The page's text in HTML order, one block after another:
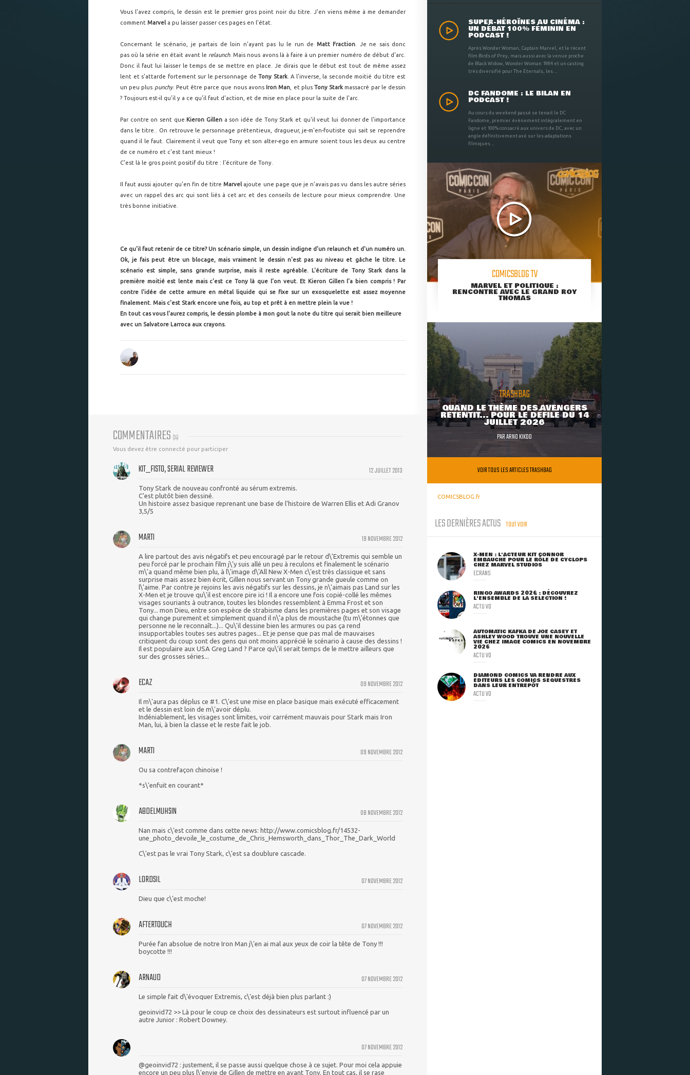
Vous l'avez compris, le dessin est le premier gros point noir du titre. J'en viens même à me demander
comment Marvel a pu laisser passer ces pages en l'état.
Concernant le scénario, je partais de loin n'ayant pas lu le run de Matt Fraction . Je ne sais donc
pas où la série en était avant le relaunch. Mais nous avons là à faire à un premier numéro de début d'arc.
Donc il faut lui laisser le temps de se mettre en place. Je dirais que le début est tout de même assez
lent et s'attarde fortement sur le personnage deTony Stark. A l'inverse, la seconde moitié du titre est
un peu plus punchy. Peut être parce que nous avons Iron Man , et plus Tony Stark massacré par le dessin
? Toujours est-il qu'il y a ce qu'il faut d'action, et de mise en place pour la suite de l'arc.
Par contre on sent que Kieron Gillen a son idée de Tony Stark et qu'il veut lui donner de l'importance
dans le titre.. On retrouve le personnage prétentieux, dragueur, je-m'en-foutiste qui sait se reprendre
quand il le faut. Clairement il veut que Tony et son alter-ego en armure soient tous les deux au centre
de ce numéro et c'est tant mieux !
C'est là le gros point positif du titre : l'écriture de Tony.
Il faut aussi ajouter qu'en fin de titreMarvel ajoute une page que je n'avais pas vu dans les autre séries
avec un rappel des arc qui sont liés à cet arc et des conseils de lecture pour mieux comprendre. Une
très bonne initiative.
Ce qu'il faut retenir de ce titre? Un scénario simple, un dessin indigne d'un relaunch et d'un numéro un.
Ok, je fais peut être un blocage, mais vraiment le dessin n'est pas au niveau et gâche le titre. Le
scénario est simple, sans grande surprise, mais il reste agréable. L'écriture de Tony Stark dans la
première moitié est lente mais c'est ce Tony là que l'on veut. Et Kieron Gillen l'a bien compris ! Par
contre l'idée de cette armure en métal liquide qui se fixe sur un exosquelette est assez moyenne
finalement. Mais c'est Stark encore une fois, au top et prêt à en mettre plein la vue !
En tout cas vous l'aurez compris, le dessin plombe à mon gout la note du titre qui serait bien meilleure
avec un Salvatore Larroca aux crayons.
COMMENTAIRES (24)
Vous devez être connecté pour participer
12 JUILLET 2013
KIT_FISTO, SERIAL REVIEWER
Tony Stark de nouveau confronté au sérum extremis.
C'est plutôt bien dessiné.
Un histoire assez basique reprenant une base de l'histoire de Warren Ellis et Adi Granov
3,5/5
19 NOVEMBRE 2012
MARTI
A lire partout des avis négatifs et peu encouragé par le retour d\'Extremis qui semble un
peu forcé par le prochain film j\'y suis allé un peu à reculons et finalement le scénario
m\'a quand même bien plu, à l\'image d\'All New X-Men c\'est très classique et sans
surprise mais assez bien écrit, Gillen nous servant un Tony grande gueule comme on
l\'aime. Par contre je rejoins les avis négatifs sur les dessins, je n\'aimais pas Land sur les
X-Men et je trouve qu\'il est encore pire ici ! Il a encore une fois copié-collé les mêmes
visages souriants à outrance, toutes les blondes ressemblent à Emma Frost et son
Tony... mon Dieu, entre son espèce de strabisme dans les premières pages et son visage
qui change purement et simplement quand il n\'a plus de moustache (tu m\'étonnes que
personne ne le reconnaît...)... Qu\'il dessine bien les armures ou pas ça rend
insupportables toutes ses autres pages... Et je pense que pas mal de mauvaises
critiquent du coup sont des gens qui ont moins apprécié le scénario à cause des dessins !
Il est populaire aux USA Greg Land ? Parce qu\'il serait temps de le mettre ailleurs que
sur des grosses séries...
09 NOVEMBRE 2012
ECAZ
Il m\'aura pas déplus ce #1. C\'est une mise en place basique mais exécuté efficacement
et le dessin est loin de m\'avoir déplu.
Indéniablement, les visages sont limites, voir carrément mauvais pour Stark mais Iron
Man, lui, à bien la classe et le reste fait le job.
09 NOVEMBRE 2012
MARTI
Ou sa contrefaçon chinoise !
*s\'enfuit en courant*
08 NOVEMBRE 2012
ABDELMUHSIN
Nan mais c\'est comme dans cette news: http://www.comicsblog.fr/14532-
une_photo_devoile_le_costume_de_Chris_Hemsworth_dans_Thor_The_Dark_World
C\'est pas le vrai Tony Stark, c\'est sa doublure cascade.
07 NOVEMBRE 2012
LORDSIL
Dieu que c\'est moche!
07 NOVEMBRE 2012
AFTERTOUCH
Purée fan absolue de notre Iron Man j\'en ai mal aux yeux de coir la tête de Tony !!!
boycotte !!!
07 NOVEMBRE 2012
ARNAUD
Le simple fait d\'évoquer Extremis, c\'est déjà bien plus parlant :)
geoinvid72 >> Là pour le coup ce choix des dessinateurs est surtout influencé par un
autre Junior : Robert Downey.
07 NOVEMBRE 2012
@geoinvid72 : justement, il se passe aussi quelque chose à ce sujet. Pour moi cela appuie
encore un peu plus l\'envie de Gillen de mettre en avant Tony. En tout cas, il se rase
SUPER-HÉROÏNES AU CINÉMA :
UN DÉBAT 100% FÉMININ EN
PODCAST !
Après Wonder Woman, Captain Marvel, et le récent
film Birds of Prey, mais aussi avec la venue proche
de Black Widow, Wonder Woman 1984 et un casting
très diversifié pour The Eternals, les ...
DC FANDOME : LE BILAN EN
PODCAST !
Au cours du weekend passé se tenait le DC
Fandome, premier évènement intégralement en
ligne et 100% consacré aux univers de DC, avec un
angle définitivement axé sur les adaptations
filmiques ...
COMICSBLOG TV
MARVEL ET POLITIQUE :
RENCONTRE AVEC LE GRAND ROY
THOMAS
TRASHBAG
QUAND LE THÈME DES AVENGERS
RETENTIT... POUR LE DÉFILÉ DU 14
JUILLET 2026
PARARNO KIKOO
VOIR TOUS LES ARTICLES TRASHBAG
COMICSBLOG.fr
LES DERNIÈRES ACTUS TOUT VOIR
X-MEN : L'ACTEUR KIT CONNOR
EMBAUCHÉ POUR LE RÔLE DE CYCLOPS
CHEZ MARVEL STUDIOS
ECRANS
RINGO AWARDS 2026 : DÉCOUVREZ
L'ENSEMBLE DE LA SÉLECTION !
ACTU VO
AUTOMATIC KAFKA DE JOE CASEY ET
ASHLEY WOOD TROUVE UNE NOUVELLE
VIE CHEZ IMAGE COMICS EN NOVEMBRE
2026
ACTU VO
DIAMOND COMICS VA RENDRE AUX
ÉDITEURS LES COMICS SÉQUESTRÉS
DANS LEUR ENTREPÔT
ACTU VO